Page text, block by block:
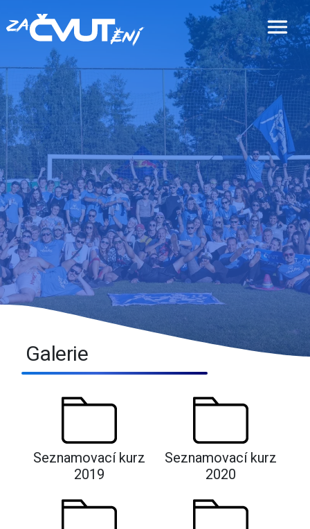
Galerie
Seznamovací kurz
2019
Seznamovací kurz
2020